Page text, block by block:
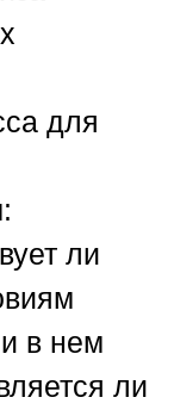
для
ли
в нем
ли